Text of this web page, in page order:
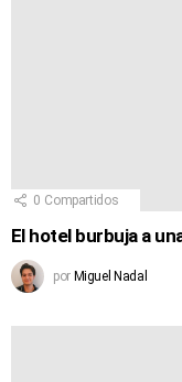
0 Compartidos
El hotel burbuja a
por Miguel Nadal